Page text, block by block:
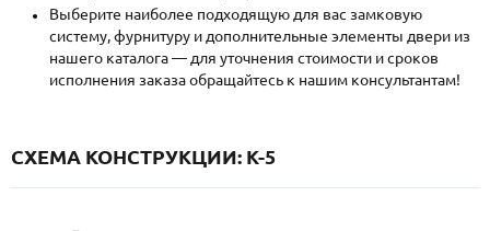
ЗАПРОСИТЬ РАСЧЕТ
Каталог Распродажа Как купить
Выберите наиболее подходящую для вас замковую
систему, фурнитуру и дополнительные элементы двери из
нашего каталога — для уточнения стоимости и сроков
исполнения заказа обращайтесь к нашим консультантам!
СХЕМА КОНСТРУКЦИИ: K-5